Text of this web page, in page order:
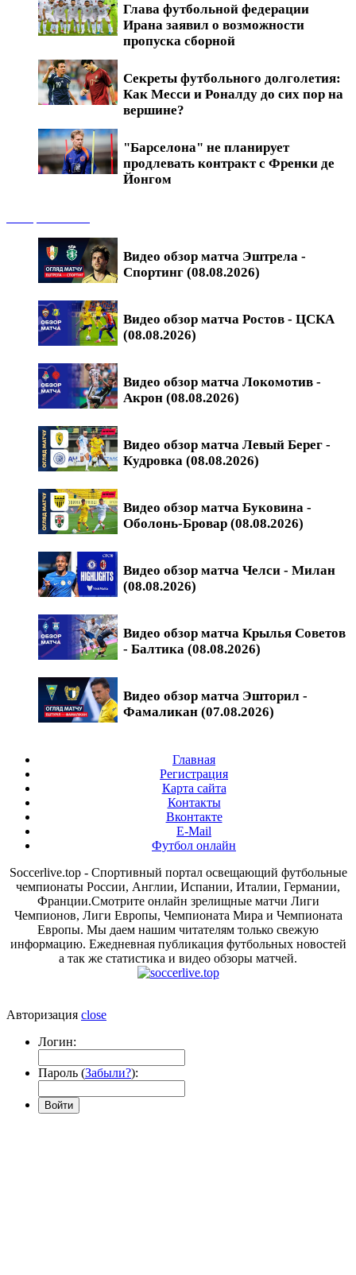
Глава футбольной федерации
Ирана заявил о возможности
пропуска сборной
Секреты футбольного долголетия:
Как Месси и Роналду до сих пор на
вершине?
"Барселона" не планирует
продлевать контракт с Френки де
Йонгом
Видео обзор матча Эштрела -
Спортинг (08.08.2026)
Видео обзор матча Ростов - ЦСКА
(08.08.2026)
Видео обзор матча Локомотив -
Акрон (08.08.2026)
Видео обзор матча Левый Берег -
Кудровка (08.08.2026)
Видео обзор матча Буковина -
Оболонь-Бровар (08.08.2026)
Видео обзор матча Челси - Милан
(08.08.2026)
Видео обзор матча Крылья Советов
- Балтика (08.08.2026)
Видео обзор матча Эшторил -
Фамаликан (07.08.2026)
Главная
Регистрация
Карта сайта
Контакты
Вконтакте
E-Mail
Футбол онлайн
Soccerlive.top - Спортивный портал освещающий футбольные
чемпионаты России, Англии, Испании, Италии, Германии,
Франции.Смотрите онлайн зрелищные матчи Лиги
Чемпионов, Лиги Европы, Чемпионата Мира и Чемпионата
Европы. Мы даем нашим читателям только свежую
информацию. Ежедневная публикация футбольных новостей
а так же статистика и видео обзоры матчей.
Авторизация close
Логин:
Пароль (Забыли?):
Войти